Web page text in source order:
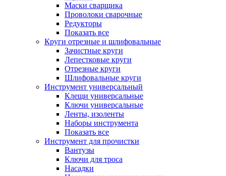
Маски сварщика
Проволоки сварочные
Редукторы
Показать все
Круги отрезные и шлифовальные
Зачистные круги
Лепестковые круги
Отрезные круги
Шлифовальные круги
Инструмент универсальный
Клещи универсальные
Ключи универсальные
Ленты, изоленты
Наборы инструмента
Показать все
Инструмент для прочистки
Вантузы
Ключи для троса
Насадки